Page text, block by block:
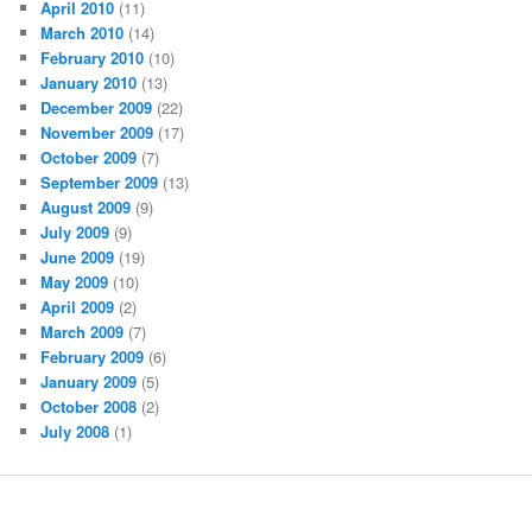
April 2010 (11)
March 2010 (14)
February 2010 (10)
January 2010 (13)
December 2009 (22)
November 2009 (17)
October 2009 (7)
September 2009 (13)
August 2009 (9)
July 2009 (9)
June 2009 (19)
May 2009 (10)
April 2009 (2)
March 2009 (7)
February 2009 (6)
January 2009 (5)
October 2008 (2)
July 2008 (1)